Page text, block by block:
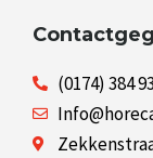
(0174) 384